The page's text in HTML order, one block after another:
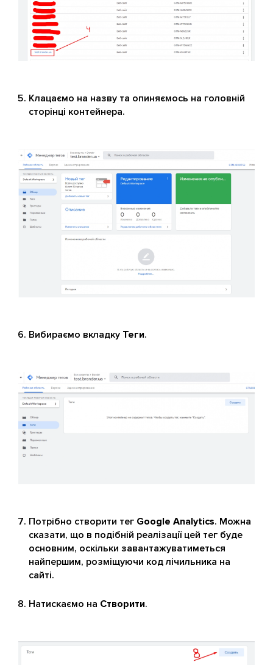
Клацаємо на назву та опиняємось на головній
сторінці контейнера.
Вибираємо вкладку Теги.
Потрібно створити тег Google Analytics. Можна
сказати, що в подібній реалізації цей тег буде
основним, оскільки завантажуватиметься
найпершим, розміщуючи код лічильника на
сайті.
Натискаємо на Створити.